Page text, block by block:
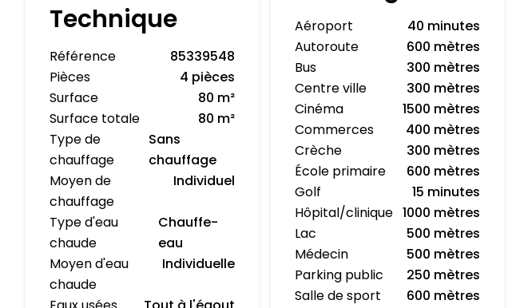
Technique
Référence
85339548
Pièces
4 pièces
Surface
80 m²
Surface totale
80 m²
Type de
chauffage
Sans
chauffage
Moyen de
chauffage
Individuel
Type d'eau
chaude
Chauffe-
eau
Moyen d'eau
chaude
Individuelle
Aéroport
40 minutes
Autoroute
600 mètres
Bus
300 mètres
Centre ville
300 mètres
Cinéma
1500 mètres
Commerces
400 mètres
Crèche
300 mètres
École primaire
600 mètres
Golf
15 minutes
Hôpital/clinique 1000 mètres
Lac
500 mètres
Médecin
500 mètres
Parking public
250 mètres
Salle de sport
600 mètres